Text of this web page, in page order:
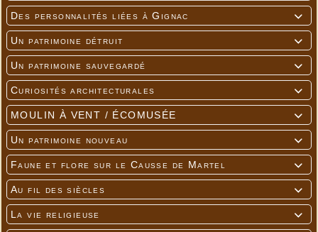

Des personnalités liées à Gignac

Un patrimoine détruit

Un patrimoine sauvegardé

Curiosités architecturales

MOULIN À VENT / ÉCOMUSÉE

Un patrimoine nouveau

Faune et flore sur le Causse de Martel

Au fil des siècles

La vie religieuse